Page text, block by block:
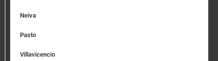
Neiva
Pasto
Villavicencio